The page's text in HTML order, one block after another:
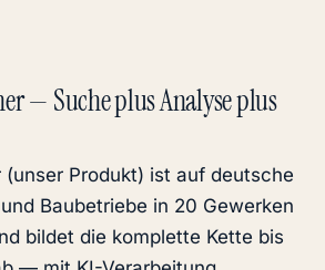
— Suche plus Analyse plus
(unser Produkt) ist auf deutsche
Baubetriebe in 20 Gewerken
bildet die komplette Kette bis